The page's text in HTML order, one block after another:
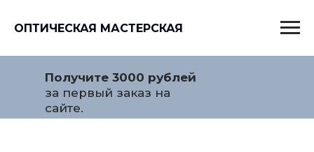
ОПТИЧЕСКАЯ МАСТЕРСКАЯ
Получите 3000 рублей
за первый заказ на
сайте.